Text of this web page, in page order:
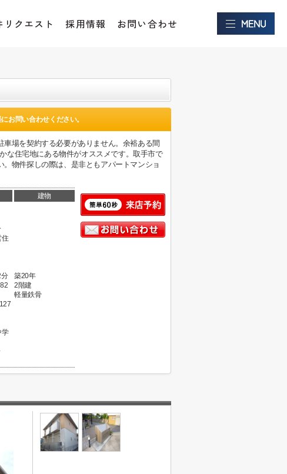
リクエスト 採用情報 お問い合わせ
お問い合わせください。
車場を契約する必要がありません。余裕ある間
な住宅地にある物件がオススメです。取手市で
物件探しの際は、是非ともアパートマンショ
建物
住
学
築20年
2階建
軽量鉄骨